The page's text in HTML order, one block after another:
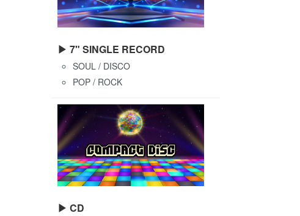
▶ 7" SINGLE RECORD
SOUL / DISCO
POP / ROCK
▶ CD